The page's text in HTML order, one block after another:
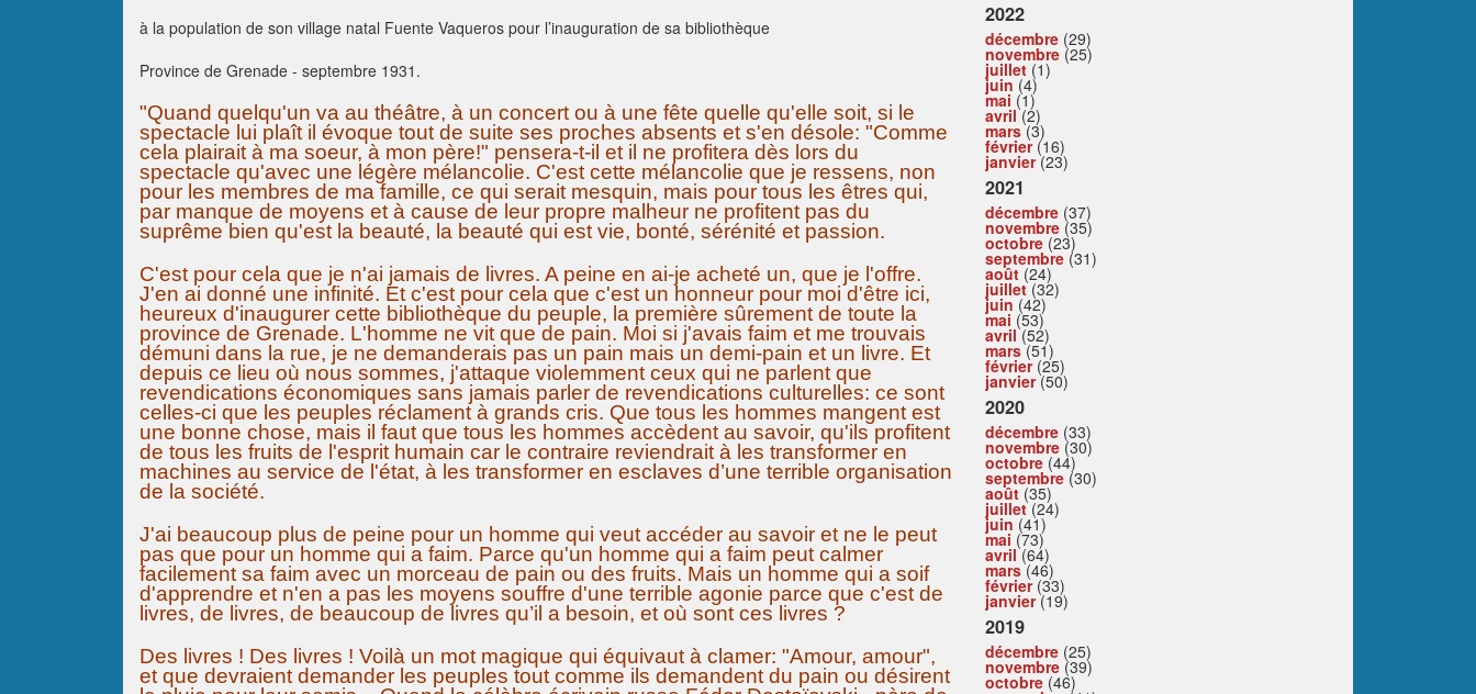
à la population de son village natal Fuente Vaqueros pour l’inauguration de sa bibliothèque
Province de Grenade - septembre 1931.
"Quand quelqu'un va au théâtre, à un concert ou à une fête quelle qu'elle soit, si le
spectacle lui plaît il évoque tout de suite ses proches absents et s'en désole: "Comme
cela plairait à ma soeur, à mon père!" pensera-t-il et il ne profitera dès lors du
spectacle qu'avec une légère mélancolie. C'est cette mélancolie que je ressens, non
pour les membres de ma famille, ce qui serait mesquin, mais pour tous les êtres qui,
par manque de moyens et à cause de leur propre malheur ne profitent pas du
suprême bien qu'est la beauté, la beauté qui est vie, bonté, sérénité et passion.
C'est pour cela que je n'ai jamais de livres. A peine en ai-je acheté un, que je l'offre.
J'en ai donné une infinité. Et c'est pour cela que c'est un honneur pour moi d'être ici,
heureux d'inaugurer cette bibliothèque du peuple, la première sûrement de toute la
province de Grenade. L'homme ne vit que de pain. Moi si j'avais faim et me trouvais
démuni dans la rue, je ne demanderais pas un pain mais un demi-pain et un livre. Et
depuis ce lieu où nous sommes, j'attaque violemment ceux qui ne parlent que
revendications économiques sans jamais parler de revendications culturelles: ce sont
celles-ci que les peuples réclament à grands cris. Que tous les hommes mangent est
une bonne chose, mais il faut que tous les hommes accèdent au savoir, qu'ils profitent
de tous les fruits de l'esprit humain car le contraire reviendrait à les transformer en
machines au service de l'état, à les transformer en esclaves d’une terrible organisation
de la société.
J'ai beaucoup plus de peine pour un homme qui veut accéder au savoir et ne le peut
pas que pour un homme qui a faim. Parce qu'un homme qui a faim peut calmer
facilement sa faim avec un morceau de pain ou des fruits. Mais un homme qui a soif
d'apprendre et n'en a pas les moyens souffre d'une terrible agonie parce que c'est de
livres, de livres, de beaucoup de livres qu’il a besoin, et où sont ces livres ?
Des livres ! Des livres ! Voilà un mot magique qui équivaut à clamer: "Amour, amour",
et que devraient demander les peuples tout comme ils demandent du pain ou désirent
2022
décembre (29)
novembre (25)
juillet (1)
juin (4)
mai (1)
avril(2)
mars(3)
février(16)
janvier(23)
2021
décembre (37)
novembre (35)
octobre (23)
septembre (31)
août (24)
juillet(32)
juin (42)
mai (53)
avril(52)
mars(51)
février(25)
janvier(50)
2020
décembre (33)
novembre (30)
octobre (44)
septembre (30)
août (35)
juillet(24)
juin (41)
mai (73)
avril(64)
mars(46)
février(33)
janvier(19)
2019
décembre (25)
novembre (39)
octobre (46)